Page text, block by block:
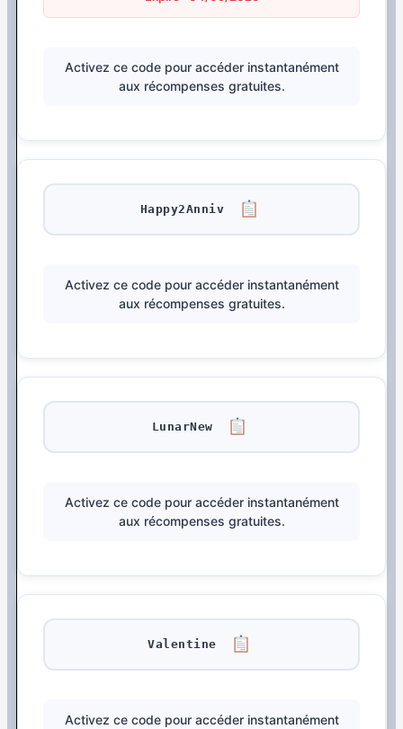
Activez ce code pour accéder instantanément
aux récompenses gratuites.
Happy2Anniv
Activez ce code pour accéder instantanément
aux récompenses gratuites.
LunarNew
Activez ce code pour accéder instantanément
aux récompenses gratuites.
Valentine
Activez ce code pour accéder instantanément